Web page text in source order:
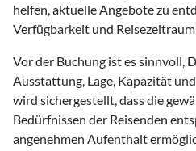
helfen, aktuelle Angebote zu
Verfügbarkeit und
Vor der Buchung ist es sinnvoll,
Ausstattung, Lage, Kapazität
wird sichergestellt, dass die
Bedürfnissen der Reisenden
angenehmen Aufenthalt